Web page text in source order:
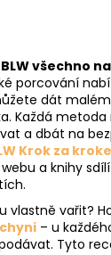
všechno
porcování
dát
Každá
a dbát na
Krok za
a knihy
vlastně vařit?
– u
Tyto